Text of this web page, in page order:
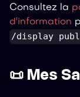
Consultez la
d'information
/display
📜 Mes